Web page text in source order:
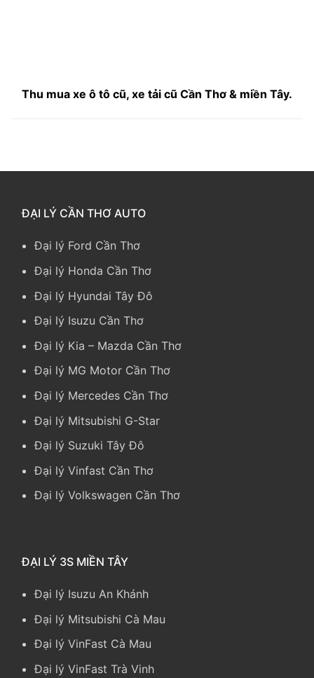
Thu mua xe ô tô cũ, xe tải cũ Cần Thơ & miền Tây.
ĐẠI LÝ CẦN THƠ AUTO
Đại lý Ford Cần Thơ
Đại lý Honda Cần Thơ
Đại lý Hyundai Tây Đô
Đại lý Isuzu Cần Thơ
Đại lý Kia – Mazda Cần Thơ
Đại lý MG Motor Cần Thơ
Đại lý Mercedes Cần Thơ
Đại lý Mitsubishi G-Star
Đại lý Suzuki Tây Đô
Đại lý Vinfast Cần Thơ
Đại lý Volkswagen Cần Thơ
ĐẠI LÝ 3S MIỀN TÂY
Đại lý Isuzu An Khánh
Đại lý Mitsubishi Cà Mau
Đại lý VinFast Cà Mau
Đại lý VinFast Trà Vinh